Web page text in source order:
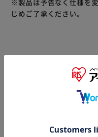
じめご了承ください。
▼ 食品